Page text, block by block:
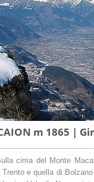
m 1865 |
cima del Monte
e quella di